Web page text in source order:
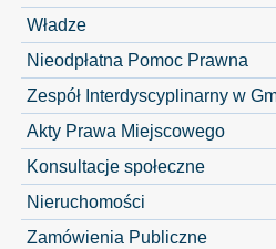
Władze
Nieodpłatna Pomoc Prawna
Zespół Interdyscyplinarny w
Akty Prawa Miejscowego
Konsultacje społeczne
Nieruchomości
Zamówienia Publiczne